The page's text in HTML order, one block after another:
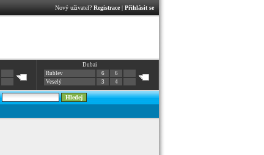
Nový uživatel? Registrace| Přihlásit se
Dubai
Rublev
6
6
Veselý
3 4